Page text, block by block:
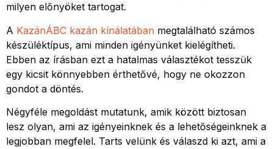
milyen előnyöket tartogat.
A KazánÁBC kazán kínálatában megtalálható számos
készüléktípus, ami minden igényünket kielégítheti.
Ebben az írásban ezt a hatalmas választékot tesszük
egy kicsit könnyebben érthetővé, hogy ne okozzon
gondot a döntés.
Négyféle megoldást mutatunk, amik között biztosan
lesz olyan, ami az igényeinknek és a lehetőségeinknek a
legjobban megfelel. Tarts velünk és válaszd ki azt, ami a